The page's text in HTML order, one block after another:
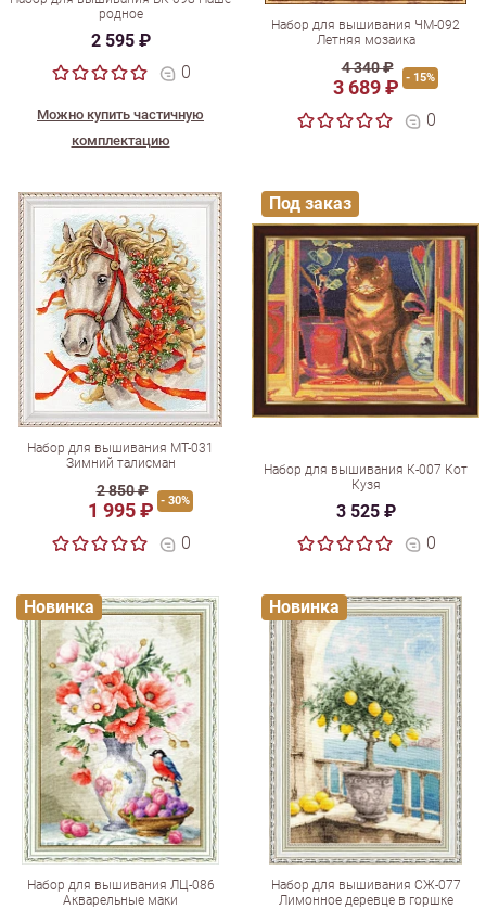
родное
2 595 ₽
0
Можно купить частичную
комплектацию
Набор для вышивания ЧМ-092
Летняя мозаика
4 340 ₽
3 689 ₽ - 15%
0
Набор для вышивания МТ-031
Зимний талисман
2 850 ₽
1 995 ₽ - 30%
0
Набор для вышивания К-007 Кот
Кузя
3 525 ₽
0
Под заказ
Набор для вышивания ЛЦ-086
Акварельные маки
Новинка
Набор для вышивания СЖ-077
Лимонное деревце в горшке
Новинка